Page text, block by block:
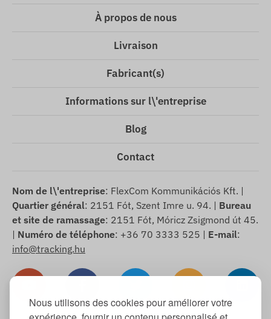
Nous utilisons des cookies pour améliorer votre
À propos de nous
Livraison
Fabricant(s)
Informations sur l\'entreprise
Blog
Contact
Nom de l\'entreprise: FlexCom Kommunikációs Kft. |
Quartier général: 2151 Fót, Szent Imre u. 94. | Bureau
et site de ramassage: 2151 Fót, Móricz Zsigmond út 45.
| Numéro de téléphone: +36 70 3333 525 | E-mail:
info@tracking.hu